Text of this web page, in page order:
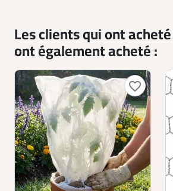
Les clients qui ont
ont également acheté :
favorite_border